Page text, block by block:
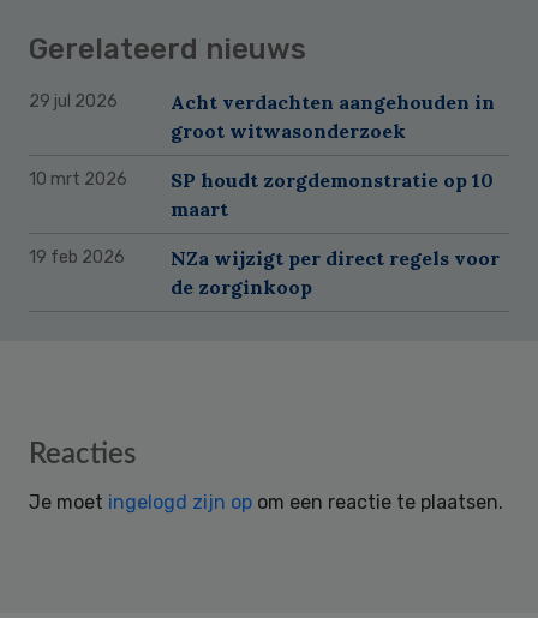
Gerelateerd nieuws
29 jul 2026
Acht verdachten aangehouden in
groot witwasonderzoek
10 mrt 2026
SP houdt zorgdemonstratie op 10
maart
19 feb 2026
NZa wijzigt per direct regels voor
de zorginkoop
Reader
Reacties
Je moet ingelogd zijn op om een reactie te plaatsen.